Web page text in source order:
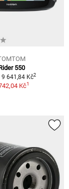
550
9 641,84 Kč2
Kč1